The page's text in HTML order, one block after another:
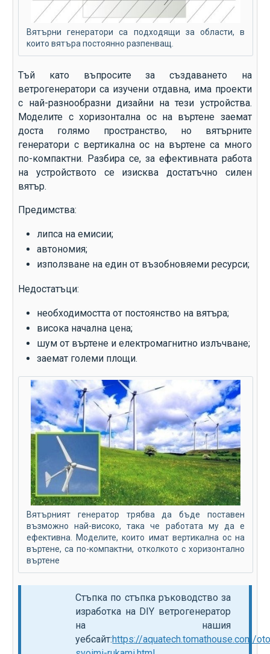
Вятърни генератори са подходящи за области, в
които вятъра постоянно разпенващ.
Тъй като въпросите за създаването на
ветрогенератори са изучени отдавна, има проекти
с най-разнообразни дизайни на тези устройства.
Моделите с хоризонтална ос на въртене заемат
доста голямо пространство, но вятърните
генератори с вертикална ос на въртене са много
по-компактни. Разбира се, за ефективната работа
на устройството се изисква достатъчно силен
вятър.
Предимства:
липса на емисии;
автономия;
използване на един от възобновяеми ресурси;
Недостатъци:
необходимостта от постоянство на вятъра;
висока начална цена;
шум от въртене и електромагнитно излъчване;
заемат големи площи.
Вятърният генератор трябва да бъде поставен
възможно най-високо, така че работата му да е
ефективна. Моделите, които имат вертикална ос на
въртене, са по-компактни, отколкото с хоризонтално
въртене
Стъпка по стъпка ръководство за
изработка на DIY ветрогенератор
на нашия
уебсайт:https://aquatech.tomathouse.com/